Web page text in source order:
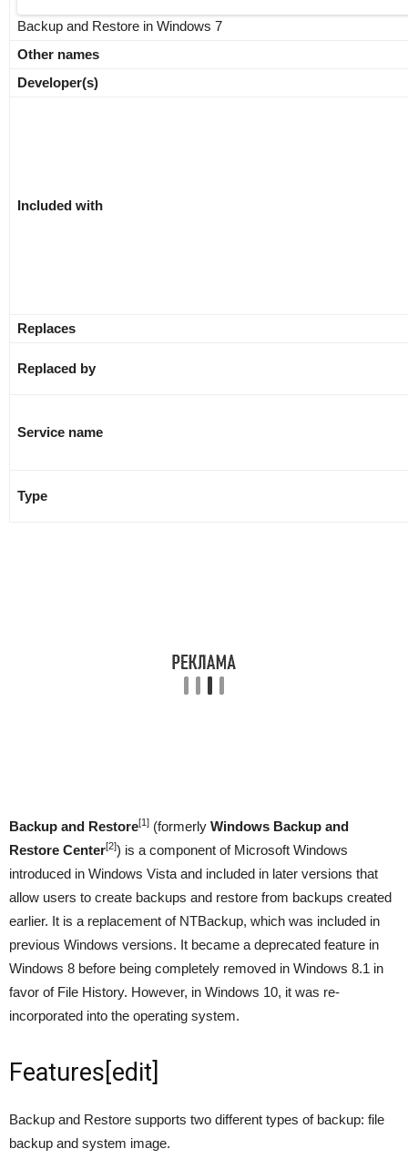
Backup and Restore in Windows 7
Other names
Developer(s)
Included with
Replaces
Replaced by
Service name
Type
Backup and Restore[1] (formerly Windows Backup and
Restore Center[2]) is a component of Microsoft Windows
introduced in Windows Vista and included in later versions that
allow users to create backups and restore from backups created
earlier. It is a replacement of NTBackup, which was included in
previous Windows versions. It became a deprecated feature in
Windows 8 before being completely removed in Windows 8.1 in
favor of File History. However, in Windows 10, it was re-
incorporated into the operating system.
Features edit
Backup and Restore supports two different types of backup: file
backup and system image.